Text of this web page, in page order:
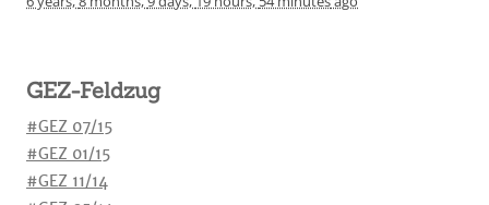
GEZ-Feldzug
#GEZ 07/15
#GEZ 01/15
#GEZ 11/14